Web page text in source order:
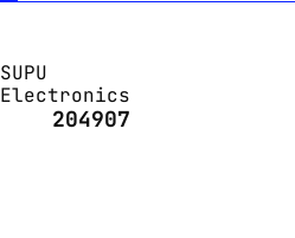
SUPU
Electronics
204907